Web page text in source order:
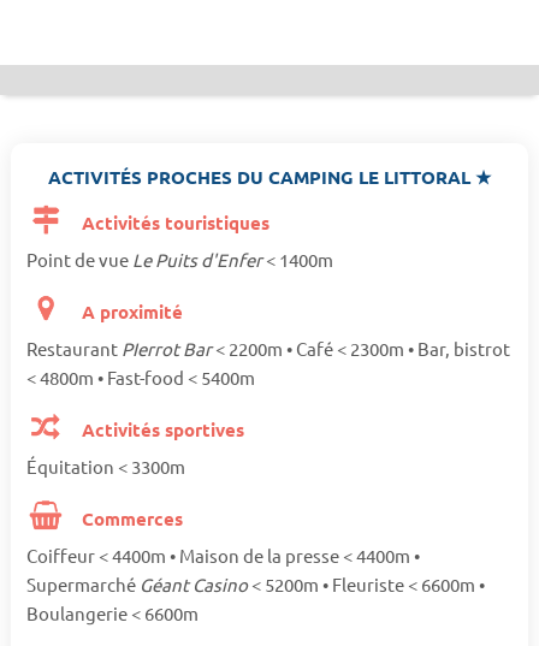
ACTIVITÉS PROCHES DU CAMPING LE LITTORAL ★
Activités touristiques
Point de vue Le Puits d'Enfer< 1400m
A proximité
Restaurant PIerrot Bar< 2200m • Café < 2300m • Bar, bistrot
< 4800m • Fast-food < 5400m
Activités sportives
Équitation < 3300m
Commerces
Coiffeur < 4400m • Maison de la presse < 4400m •
Supermarché Géant Casino< 5200m • Fleuriste < 6600m •
Boulangerie < 6600m